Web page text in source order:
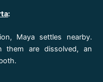
:
Maya settles nearby.
them are dissolved, an